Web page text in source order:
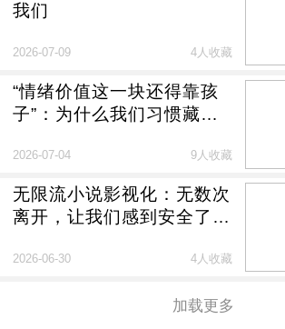
我们
2026-07-09 4人收藏
“情绪价值这一块还得靠孩
子”：为什么我们习惯藏起
2026-07-04 9人收藏
无限流小说影视化：无数次
离开，让我们感到安全了
2026-06-30 4人收藏
加载更多